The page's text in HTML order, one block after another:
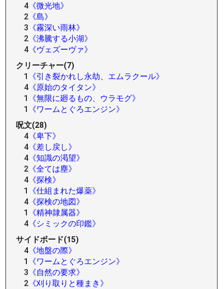
4 《微光地》
2 《島》
3 《霧深い雨林》
2 《沸騰する小湖》
4 《ヴェズーヴァ》
クリーチャー(7)
1
《引き裂かれし永劫、エムラクール》
4 《原始のタイタン》
1
《無限に廻るもの、ウラモグ》
1
《ワームとぐろエンジン》
呪文(28)
4 《卑下》
4 《差し戻し》
4 《知識の渇望》
2 《全ては塵》
4 《探検》
1
《仕組まれた爆薬》
4 《探検の地図》
1
《精神隷属器》
4 《シミックの印鑑》
サイドボード(15)
4 《地盤の際》
1
《ワームとぐろエンジン》
3 《自然の要求》
2 《刈り取りと種まき》